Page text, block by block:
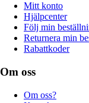
Mitt konto
Hjälpcenter
Följ min
Returnera min
Rabattkoder
Om oss
Om oss?